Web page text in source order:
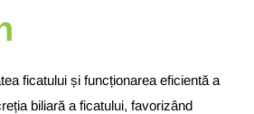
ficatului și funcționarea eficientă a
biliară a ficatului, favorizând